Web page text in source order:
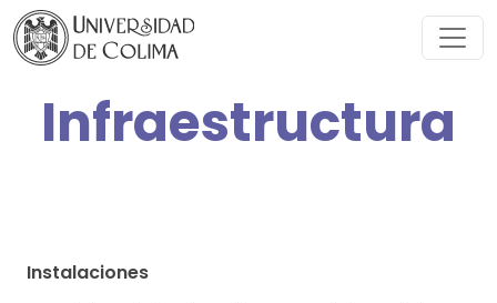
Infraestructura
Instalaciones